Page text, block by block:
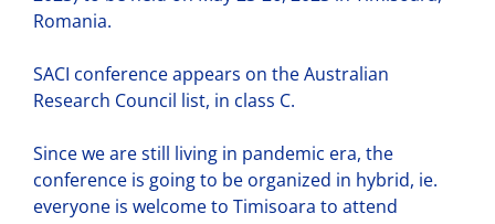
Romania.
SACI conference appears on the Australian
Research Council list, in class C.
Since we are still living in pandemic era, the
conference is going to be organized in hybrid, ie.
everyone is welcome to Timisoara to attend